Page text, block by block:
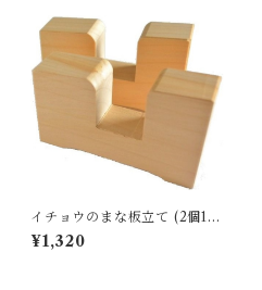
イチョウのまな板立て (2個1
組) ｜ 双葉商店
¥1,320